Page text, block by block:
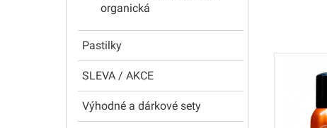
organická
Pastilky
SLEVA / AKCE
Výhodné a dárkové sety